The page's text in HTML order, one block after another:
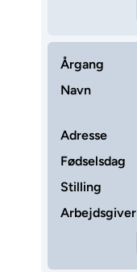
Årgang
Navn
Adresse
Fødselsdag
Stilling
Arbejdsgiver